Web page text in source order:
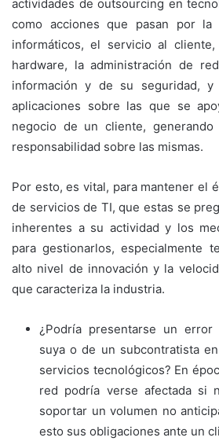
actividades de outsourcing en
como acciones que pasan por la
informáticos, el servicio al
hardware, la administración de
información y de su seguridad,
aplicaciones sobre las que se
negocio de un cliente,
responsabilidad sobre las mismas.
Por esto, es vital, para mantener el
de servicios de TI, que estas se
inherentes a su actividad y los
para gestionarlos, especialmente
alto nivel de innovación y la
que caracteriza la industria.
¿Podría presentarse un
suya o de un subcontratista
servicios tecnológicos? En
red podría verse afectada si
soportar un volumen no
esto sus obligaciones ante un